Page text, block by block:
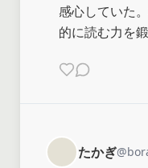
感心していた
的に読む力を
たかぎ@